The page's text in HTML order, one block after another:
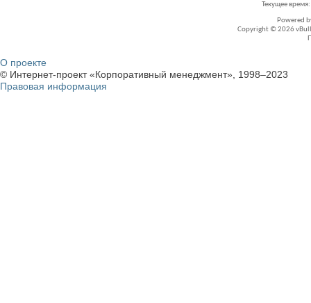
Текущее время:
Powered
Copyright © 2026
О проекте
© Интернет-проект «Корпоративный менеджмент», 1998–2023
Правовая информация